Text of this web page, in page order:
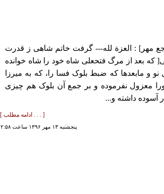
مهر] : العزة لله--- گرفت خاتم شاهی ز قدرت
که بعد از مرگ فتحعلی شاه خود را شاه خوانده
و مابعدها که ضبط بلوک فسا را، که به میرزا
معزول نفرموده و بر جمع آن بلوک هم چیزی
آسوده داشته و...
[ . . . ادامه مطلب ]
پنجشنبه ۱۳ مهر ۱۳۹۶ ساعت ۱۲:۵۸